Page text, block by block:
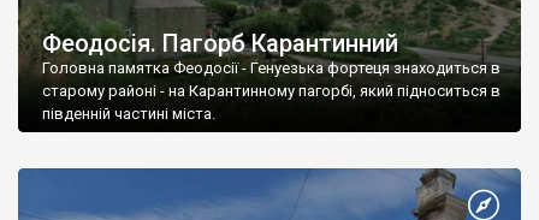
Феодосія. Пагорб Карантинний
Головна памятка Феодосії - Генуезька фортеця знаходиться в
старому районі - на Карантинному пагорбі, який підноситься в
південній частині міста.